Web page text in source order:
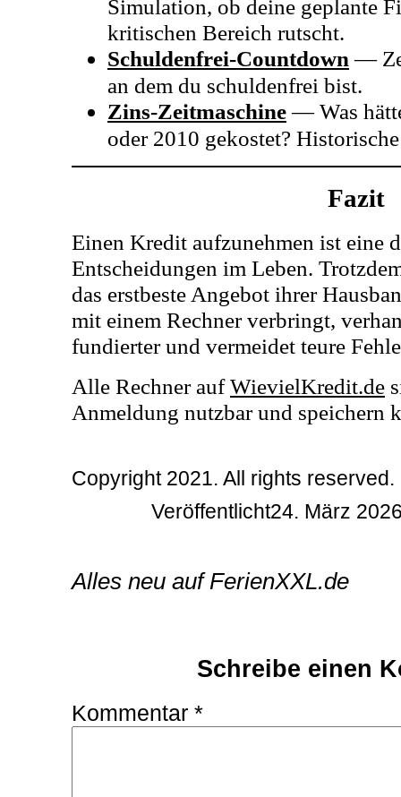
Simulation, ob deine geplante
kritischen Bereich rutscht.
Schuldenfrei-Countdown —
an dem du schuldenfrei bist.
Zins-Zeitmaschine— Was
oder 2010 gekostet?
Fazit
Einen Kredit aufzunehmen ist eine
Entscheidungen im Leben.
das erstbeste Angebot ihrer
mit einem Rechner verbringt,
fundierter und vermeidet teure
Alle Rechner aufWievielKredit.de
Anmeldung nutzbar und speichern
Copyright 2021. All rights reserved.
Veröffentlicht24. März
Navigation
Alles neu auf FerienXXL.de
Schreibe einen
Kommentar *